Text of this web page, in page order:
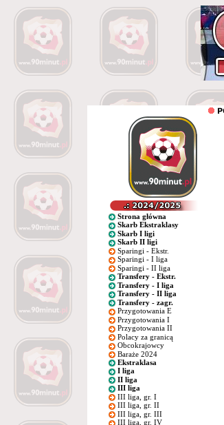
Strona główna
Skarb Ekstraklasy
Skarb I ligi
Skarb II ligi
Sparingi - Ekstr.
Sparingi - I liga
Sparingi - II liga
Transfery - Ekstr.
Transfery - I liga
Transfery - II liga
Transfery - zagr.
Przygotowania E
Przygotowania I
Przygotowania II
Polacy za granicą
Obcokrajowcy
Baraże 2024
Ekstraklasa
I liga
II liga
III liga
III liga, gr. I
III liga, gr. II
III liga, gr. III
III liga, gr. IV